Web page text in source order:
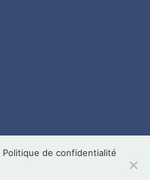
Politique de confidentialité